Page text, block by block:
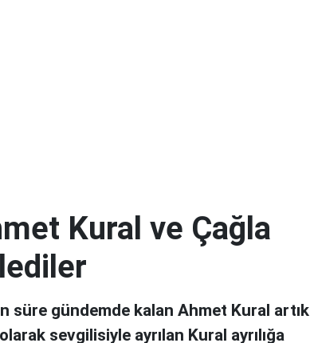
Kural ve Çağla
süre gündemde kalan Ahmet Kural artık
sevgilisiyle ayrılan Kural ayrılığa